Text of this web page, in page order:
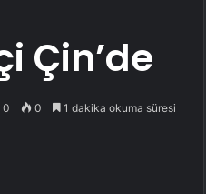
Çin’de
0 0 1 dakika okuma süresi